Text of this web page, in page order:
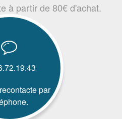
à partir de 80€ d'achat.
par